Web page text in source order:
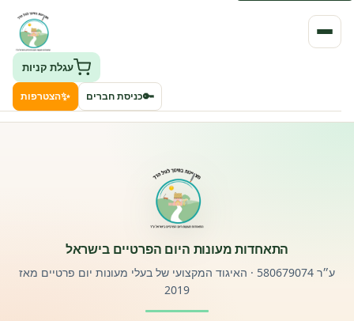
רישוי וחקיקה
פורטל לוח מודעות דרושים עובדים
עגלת קניות
🔑כניסת חברים ✨הצטרפות
התאחדות מעונות היום הפרטיים בישראל
ע״ר 580679074 · האיגוד המקצועי של בעלי מעונות יום פרטיים מאז
2019